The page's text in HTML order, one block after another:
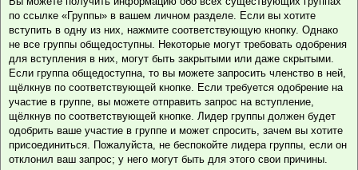
по ссылке «Группы» в вашем личном разделе. Если вы хотите
вступить в одну из них, нажмите соответствующую кнопку. Однако
не все группы общедоступны. Некоторые могут требовать одобрения
для вступления в них, могут быть закрытыми или даже скрытыми.
Если группа общедоступна, то вы можете запросить членство в ней,
щёлкнув по соответствующей кнопке. Если требуется одобрение на
участие в группе, вы можете отправить запрос на вступление,
щёлкнув по соответствующей кнопке. Лидер группы должен будет
одобрить ваше участие в группе и может спросить, зачем вы хотите
присоединиться. Пожалуйста, не беспокойте лидера группы, если он
отклонил ваш запрос; у него могут быть для этого свои причины.